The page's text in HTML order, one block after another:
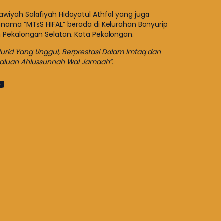
Salafiyah Hidayatul Athfal yang juga
“MTsS HIFAL” berada di Kelurahan Banyurip
Selatan, Kota Pekalongan.
Yang Unggul, Berprestasi Dalam Imtaq dan
Ahlussunnah Wal Jamaah”.